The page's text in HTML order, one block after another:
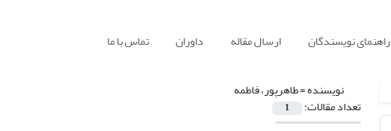
راهنمای نویسندگان ارسال مقاله داوران تماس با ما
نویسنده =طاهرپور، فاطمه
تعداد مقالات: 1